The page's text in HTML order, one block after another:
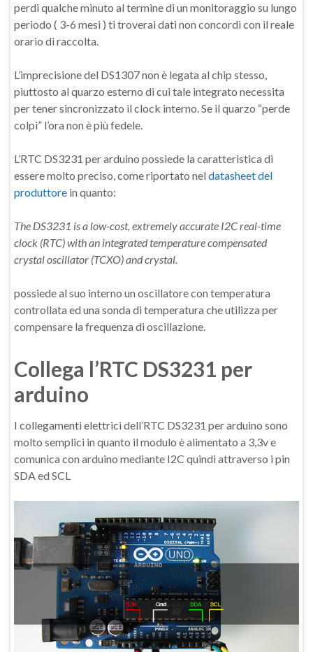
perdi qualche minuto al termine di un monitoraggio su lungo
periodo ( 3-6 mesi ) ti troverai dati non concordi con il reale
orario di raccolta.
L’imprecisione del DS1307 non è legata al chip stesso,
piuttosto al quarzo esterno di cui tale integrato necessita
per tener sincronizzato il clock interno. Se il quarzo “perde
colpi” l’ora non è più fedele.
L’RTC DS3231 per arduino possiede la caratteristica di
essere molto preciso, come riportato nel datasheet del
produttore in quanto:
The DS3231 is a low-cost, extremely accurate I2C real-time
clock (RTC) with an integrated temperature compensated
crystal oscillator (TCXO) and crystal.
possiede al suo interno un oscillatore con temperatura
controllata ed una sonda di temperatura che utilizza per
compensare la frequenza di oscillazione.
Collega l’RTC DS3231 per
arduino
I collegamenti elettrici dell’RTC DS3231 per arduino sono
molto semplici in quanto il modulo è alimentato a 3,3v e
comunica con arduino mediante I2C quindi attraverso i pin
SDA ed SCL